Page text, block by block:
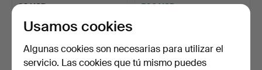
32 USD 596 USD
Usamos cookies
Algunas cookies son necesarias para utilizar el
servicio. Las cookies que tú mismo puedes